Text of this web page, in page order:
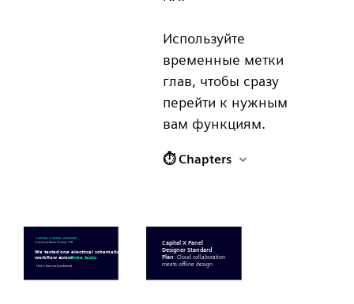
Используйте
временные метки
глав, чтобы сразу
перейти к нужным
вам функциям.
⏱ Chapters